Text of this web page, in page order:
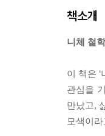
책소개
니체 철
이 책은
관심을
만났고,
모색이